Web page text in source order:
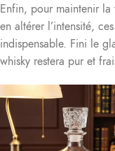
Enfin, pour maintenir la
en altérer l’intensité, ces
indispensable. Fini le
whisky restera pur et